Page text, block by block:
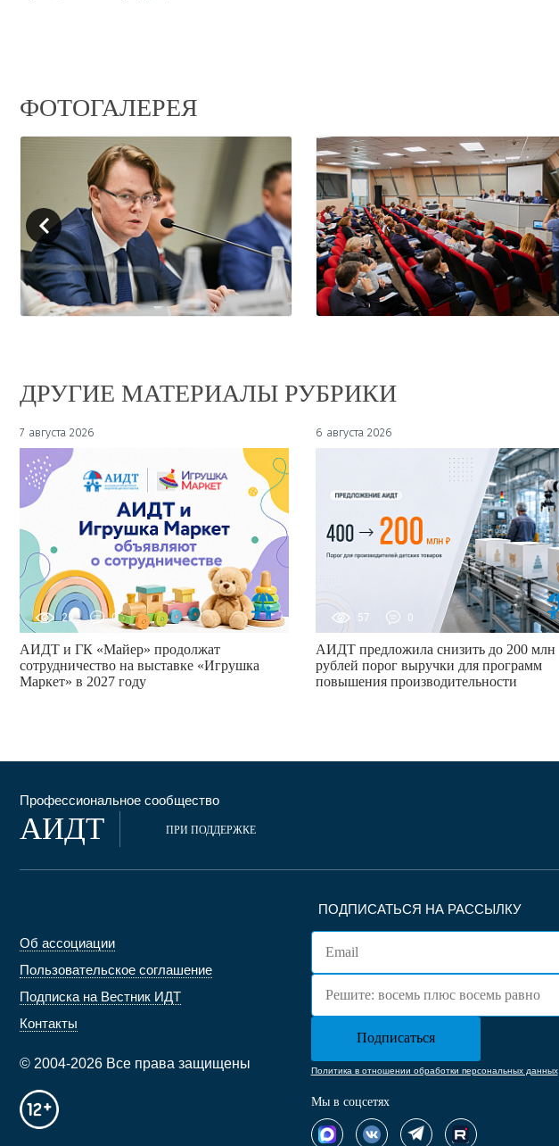
ФОТОГАЛЕРЕЯ
ДРУГИЕ МАТЕРИАЛЫ РУБРИКИ
7 августа 2026
29 0
АИДТ и ГК «Майер» продолжат
сотрудничество на выставке «Игрушка
Маркет» в 2027 году
6 августа 2026
57 0
АИДТ предложила снизить до 200 млн
рублей порог выручки для программ
повышения производительности
Профессиональное сообщество
АИДТ ПРИ ПОДДЕРЖКЕ
Об ассоциации
Пользовательское соглашение
Подписка на Вестник ИДТ
Контакты
© 2004-2026 Все права защищены
ПОДПИСАТЬСЯ НА РАССЫЛКУ
Политика в отношении обработки персональных данных
Мы в соцсетях